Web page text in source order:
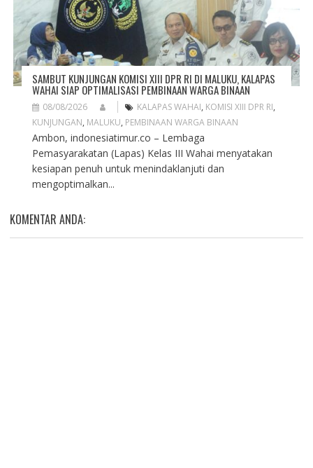
SAMBUT KUNJUNGAN KOMISI XIII DPR RI DI MALUKU, KALAPAS
WAHAI SIAP OPTIMALISASI PEMBINAAN WARGA BINAAN
08/08/2026 KALAPAS WAHAI, KOMISI XIII DPR RI,
KUNJUNGAN, MALUKU, PEMBINAAN WARGA BINAAN
Ambon, indonesiatimur.co – Lembaga
Pemasyarakatan (Lapas) Kelas III Wahai menyatakan
kesiapan penuh untuk menindaklanjuti dan
mengoptimalkan...
KOMENTAR ANDA: